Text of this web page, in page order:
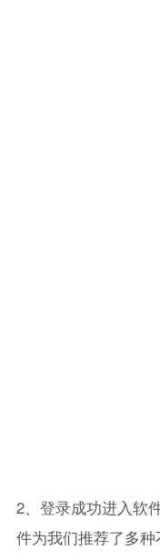
2、登录成功进入软
件为我们推荐了多